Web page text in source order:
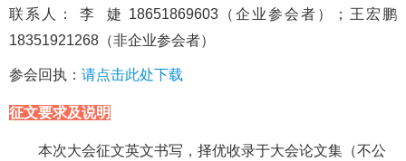
联系人： 李 婕 18651869603（企业参会者）； 王宏鹏
18351921268（非企业参会者）
参会回执： 请点击此处下载
征文要求及说明
本次大会征文英文书写，择优收录于大会论文集（不公